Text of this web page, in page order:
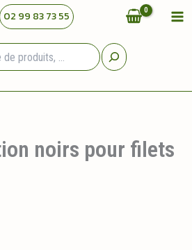
02 99 83 73 55
noirs pour filets